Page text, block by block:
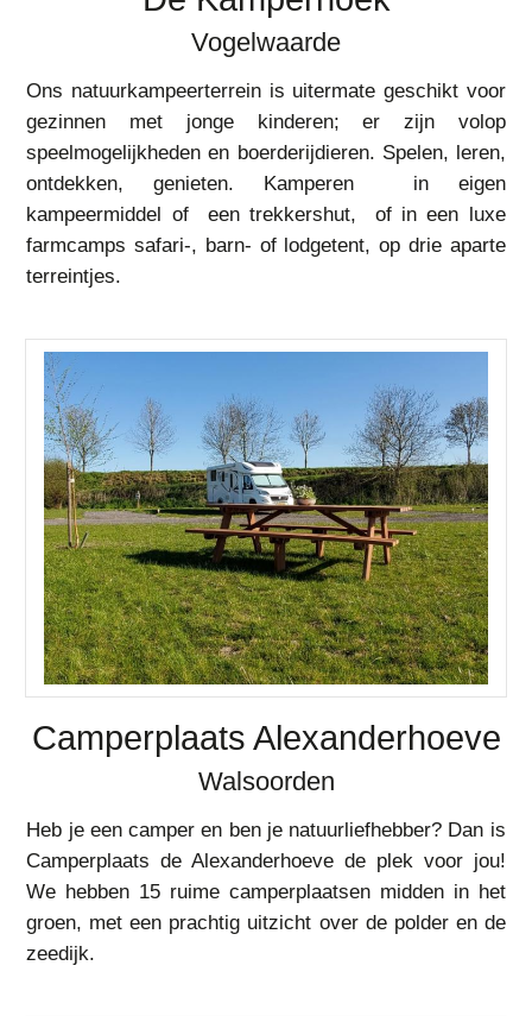
Vogelwaarde
Ons natuurkampeerterrein is uitermate geschikt voor
gezinnen met jonge kinderen; er zijn volop
speelmogelijkheden en boerderijdieren. Spelen, leren,
ontdekken, genieten. Kamperen in eigen
kampeermiddel of een trekkershut, of in een luxe
farmcamps safari-, barn- of lodgetent, op drie aparte
terreintjes.
Camperplaats Alexanderhoeve
Walsoorden
Heb je een camper en ben je natuurliefhebber? Dan is
Camperplaats de Alexanderhoeve de plek voor jou!
We hebben 15 ruime camperplaatsen midden in het
groen, met een prachtig uitzicht over de polder en de
zeedijk.